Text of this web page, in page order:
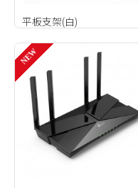
平板支架(白)
NEW